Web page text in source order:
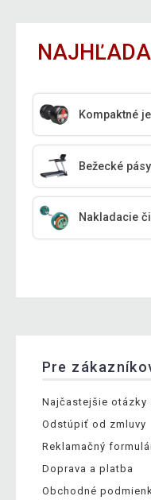
Kompaktné
Bežecké pásy
Nakladacie
Pre
Najčastejšie otázky
Odstúpiť od zmluvy
Reklamačný
Doprava a platba
Obchodné